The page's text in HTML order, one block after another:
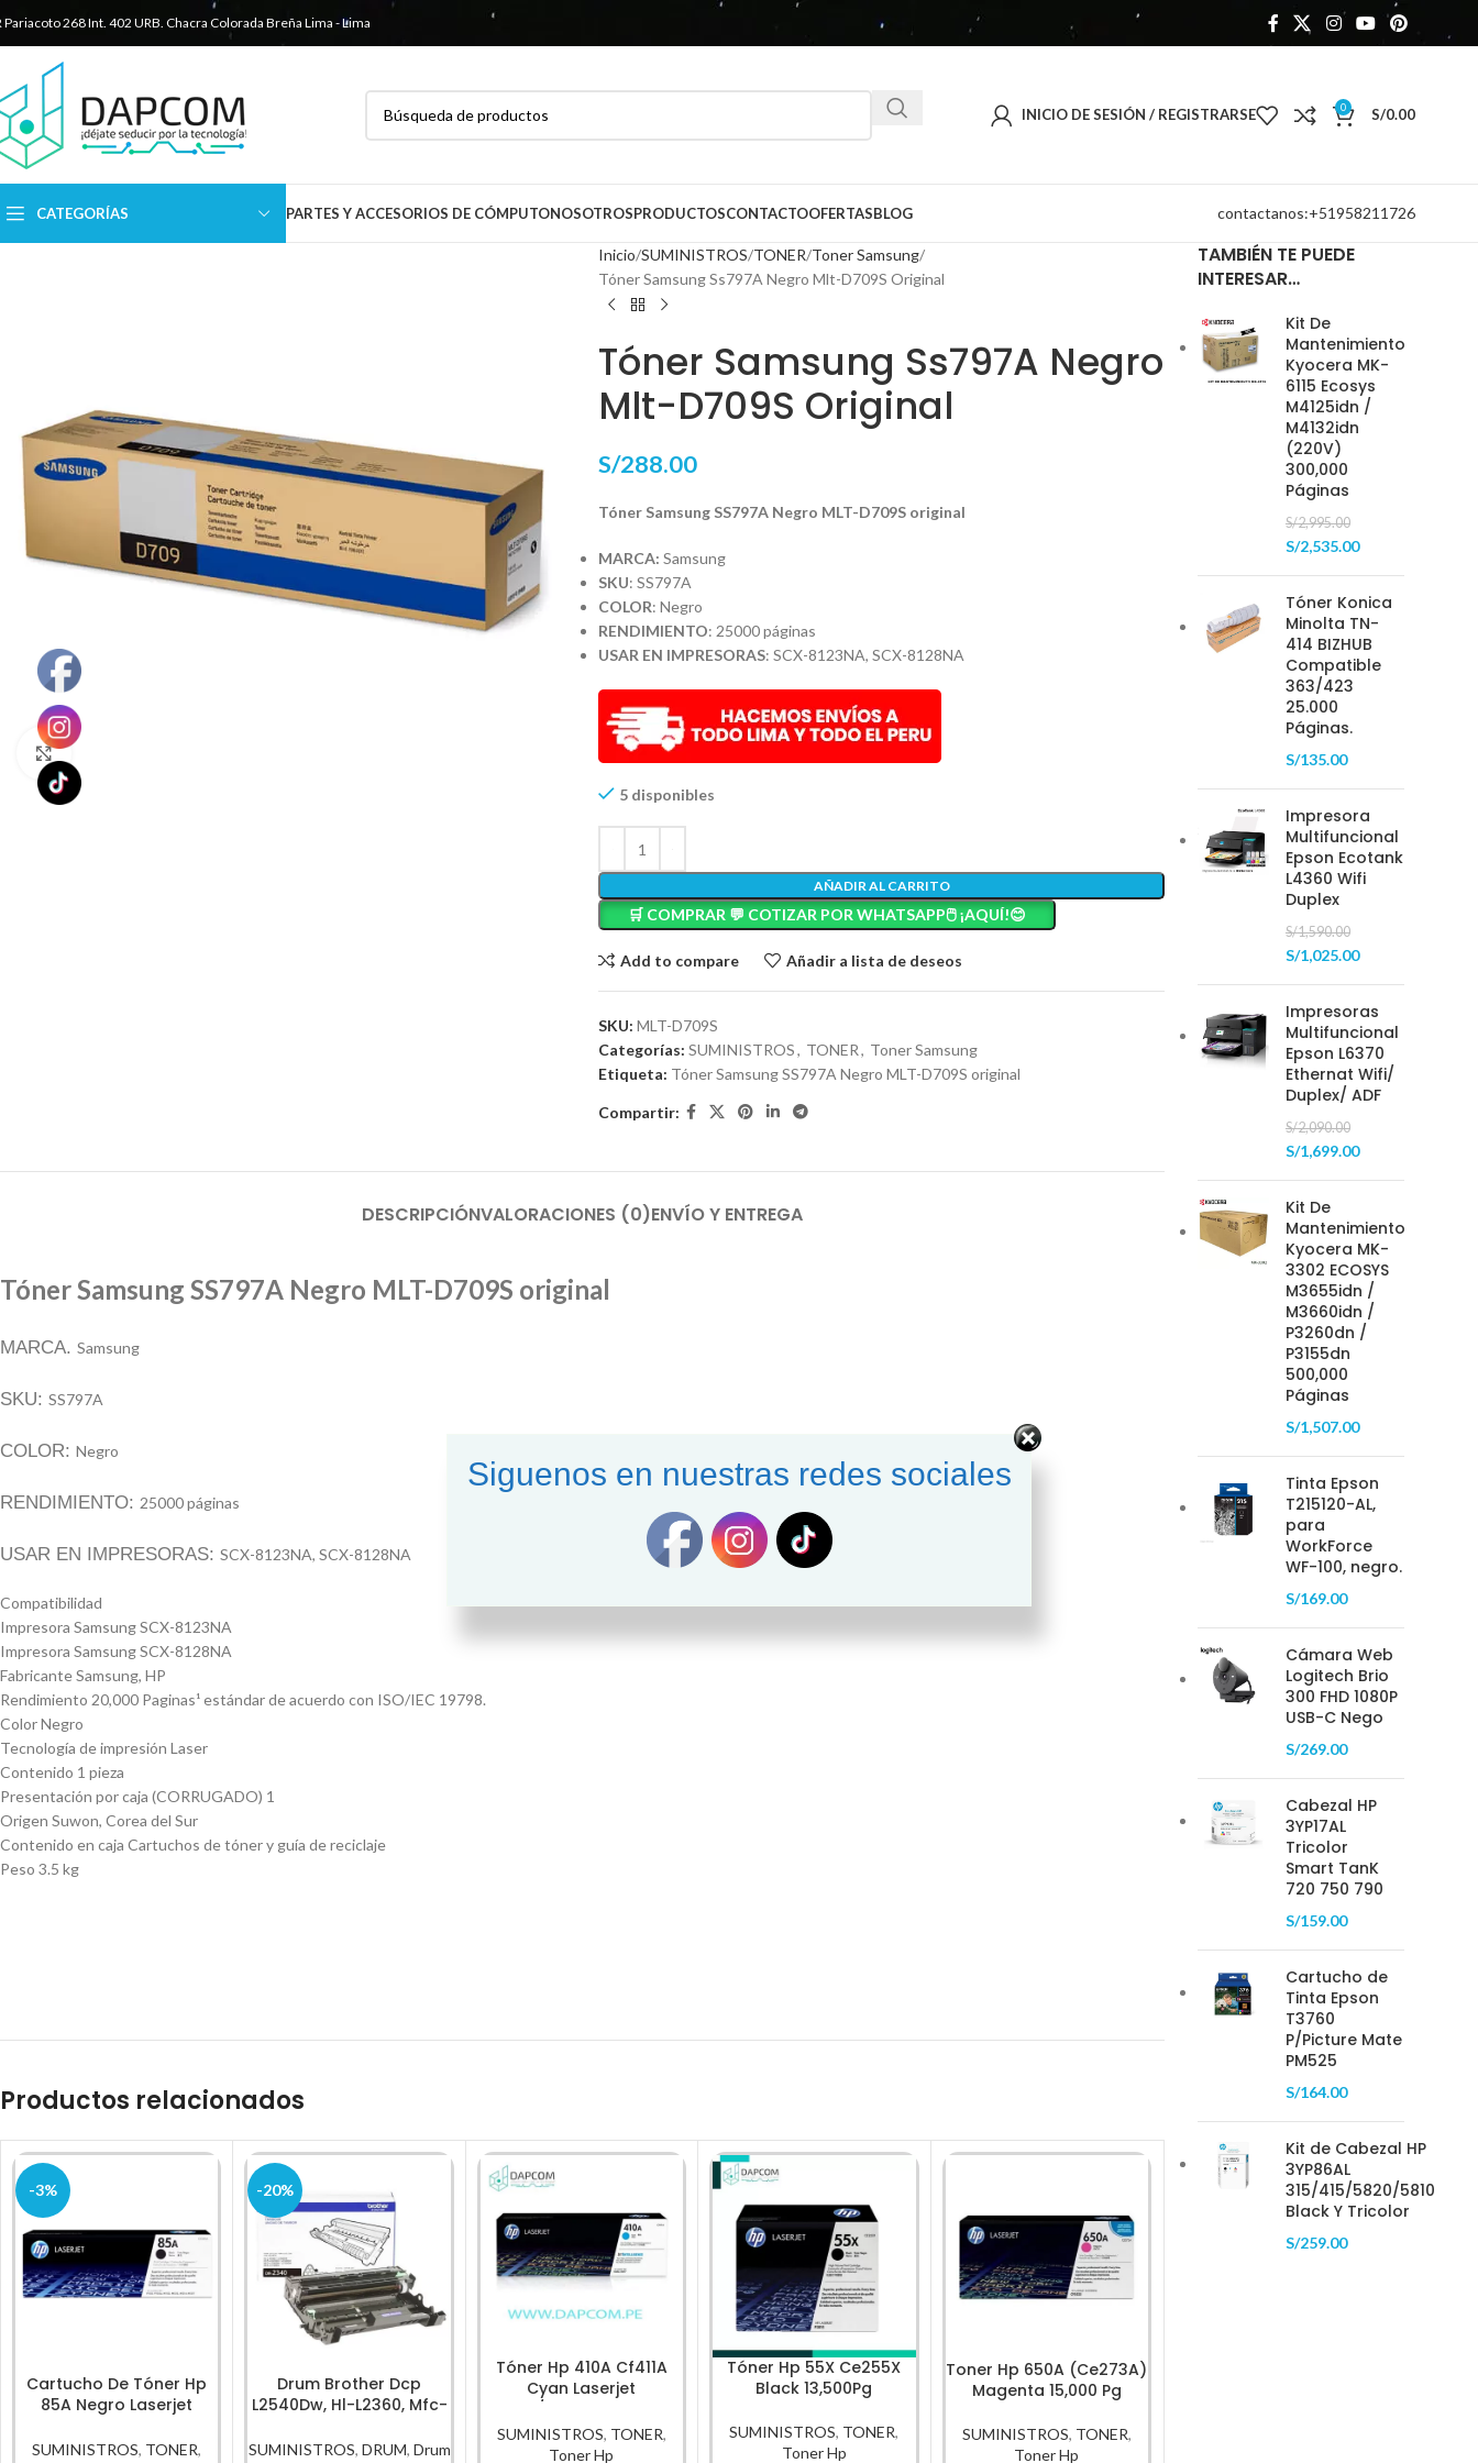
Pariacoto 268 Int. 402 URB. Chacra Colorada Breña Lima - Lima
INICIO DE SESIÓN / REGISTRARSE 0 S/0.00
CATEGORÍAS PARTES Y ACCESORIOS DE CÓMPUTONOSOTROSPRODUCTOSCONTACTOOFERTASBLOG contactanos:+51958211726
Inicio SUMINISTROS TONER Toner Samsung
Tóner Samsung Ss797A Negro Mlt-D709S Original
Tóner Samsung Ss797A Negro
Mlt-D709S Original
S/288.00
Tóner Samsung SS797A Negro MLT-D709S original
MARCA: Samsung
SKU: SS797A
COLOR: Negro
RENDIMIENTO: 25000 páginas
USAR EN IMPRESORAS: SCX-8123NA, SCX-8128NA
5 disponibles
AÑADIR AL CARRITO
🛒 COMPRAR 💬 COTIZAR POR WHATSAPP🖱️ ¡AQUÍ!😊
Add to compare Añadir a lista de deseos
SKU:MLT-D709S
Categorías: SUMINISTROS , TONER , Toner Samsung
Etiqueta: Tóner Samsung SS797A Negro MLT-D709S original
Compartir:
DESCRIPCIÓNVALORACIONES (0)ENVÍO Y ENTREGA
Tóner Samsung SS797A Negro MLT-D709S original
MARCA. Samsung
SKU: SS797A
COLOR: Negro
RENDIMIENTO: 25000 páginas
USAR EN IMPRESORAS: SCX-8123NA, SCX-8128NA
Compatibilidad
Impresora Samsung SCX-8123NA
Impresora Samsung SCX-8128NA
Fabricante Samsung, HP
Rendimiento 20,000 Paginas¹ estándar de acuerdo con ISO/IEC 19798.
Color Negro
Tecnología de impresión Laser
Contenido 1 pieza
Presentación por caja (CORRUGADO) 1
Origen Suwon, Corea del Sur
Contenido en caja Cartuchos de tóner y guía de reciclaje
Peso 3.5 kg
Productos relacionados
-3%
Cartucho De Tóner Hp
85A Negro Laserjet
SUMINISTROS, TONER,
-20%
Drum Brother Dcp
L2540Dw, Hl-L2360, Mfc-
SUMINISTROS, DRUM, Drum
Tóner Hp 410A Cf411A
Cyan Laserjet
SUMINISTROS, TONER,
Toner Hp
Tóner Hp 55X Ce255X
Black 13,500Pg
SUMINISTROS, TONER,
Toner Hp
Toner Hp 650A (Ce273A)
Magenta 15,000 Pg
SUMINISTROS, TONER,
Toner Hp
-15%
TAMBIÉN TE PUEDE
INTERESAR…
Kit De
Mantenimiento
Kyocera MK-
6115 Ecosys
M4125idn /
M4132idn
(220V)
300,000
Páginas
S/2,995.00
S/2,535.00
Tóner Konica
Minolta TN-
414 BIZHUB
Compatible
363/423
25.000
Páginas.
S/135.00
Impresora
Multifuncional
Epson Ecotank
L4360 Wifi
Duplex
S/1,590.00
S/1,025.00
Impresoras
Multifuncional
Epson L6370
Ethernat Wifi/
Duplex/ ADF
S/2,090.00
S/1,699.00
Kit De
Mantenimiento
Kyocera MK-
3302 ECOSYS
M3655idn /
M3660idn /
P3260dn /
P3155dn
500,000
Páginas
S/1,507.00
Tinta Epson
T215120-AL,
para
WorkForce
WF-100, negro.
S/169.00
Cámara Web
Logitech Brio
300 FHD 1080P
USB-C Nego
S/269.00
Cabezal HP
3YP17AL
Tricolor
Smart TanK
720 750 790
S/159.00
Cartucho de
Tinta Epson
T3760
P/Picture Mate
PM525
S/164.00
Kit de Cabezal HP
3YP86AL
315/415/5820/5810
Black Y Tricolor
S/259.00
Siguenos en nuestras redes sociales